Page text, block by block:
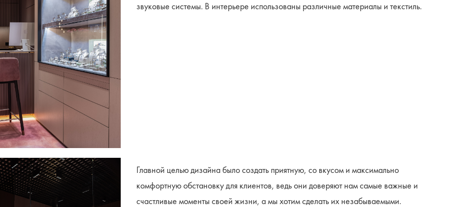
звуковые системы. В интерьере использованы различные материалы и текстиль.
Главной целью дизайна было создать приятную, со вкусом и максимально
комфортную обстановку для клиентов, ведь они доверяют нам самые важные и
счастливые моменты своей жизни, а мы хотим сделать их незабываемыми.